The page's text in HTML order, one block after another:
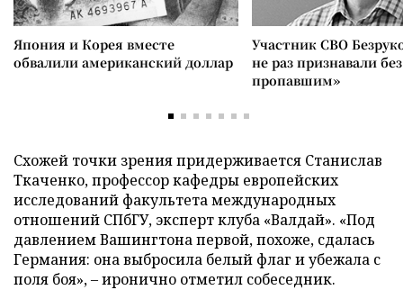
Япония и Корея вместе
обвалили американский доллар
Участник СВО
не раз признавали
пропавшим»
Схожей точки зрения придерживается Станислав
Ткаченко, профессор кафедры европейских
исследований факультета международных
отношений СПбГУ, эксперт клуба «Валдай». «Под
давлением Вашингтона первой, похоже, сдалась
Германия: она выбросила белый флаг и убежала с
поля боя», – иронично отметил собеседник.